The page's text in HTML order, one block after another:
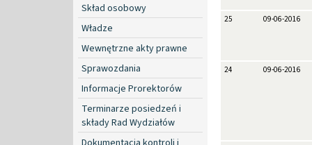
Skład osobowy
Władze
Wewnętrzne akty prawne
Sprawozdania
Informacje Prorektorów
Terminarze posiedzeń i
składy Rad Wydziałów
25 09-06-2016
24 09-06-2016